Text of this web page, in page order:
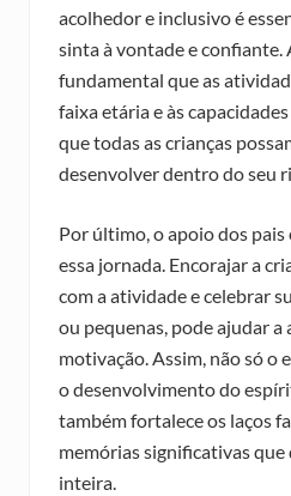
acolhedor e inclusivo é
sinta à vontade e confiante.
fundamental que as
faixa etária e às
que todas as crianças
desenvolver dentro do seu
Por último, o apoio dos pais
essa jornada. Encorajar a
com a atividade e celebrar
ou pequenas, pode ajudar a
motivação. Assim, não só o
o desenvolvimento do
também fortalece os laços
memórias significativas
inteira.